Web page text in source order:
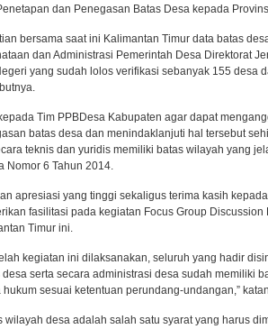
dan Penegasan Batas Desa kepada
bersama saat ini Kalimantan Timur data batas
dan Administrasi Pemerintah Desa Direktorat
yang sudah lolos verifikasi sebanyak 155 desa
Tim PPBDesa Kabupaten agar dapat
batas desa dan menindaklanjuti hal tersebut
teknis dan yuridis memiliki batas wilayah yang
Nomor 6 Tahun 2014.
apresiasi yang tinggi sekaligus terima kasih
fasilitasi pada kegiatan Focus Group
Timur ini.
kegiatan ini dilaksanakan, seluruh yang hadir
serta secara administrasi desa sudah memiliki
sesuai ketentuan perundang-undangan,”
wilayah desa adalah salah satu syarat yang harus